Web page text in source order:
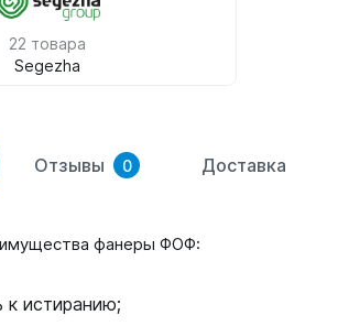
22 товара
Segezha
Отзывы 0 Доставка
фанеры ФОФ:
к истиранию;